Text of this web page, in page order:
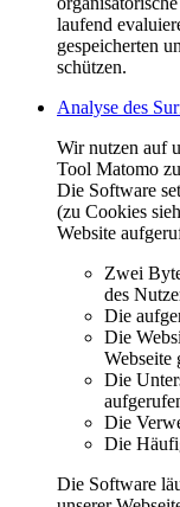
laufend
gespeicherten
schützen.
Analyse des
Wir nutzen auf
Tool Matomo
Die Software
(zu Cookies
Website
Zwei
des
Die
Die
Webseite
Die
Die
Die
Die Software